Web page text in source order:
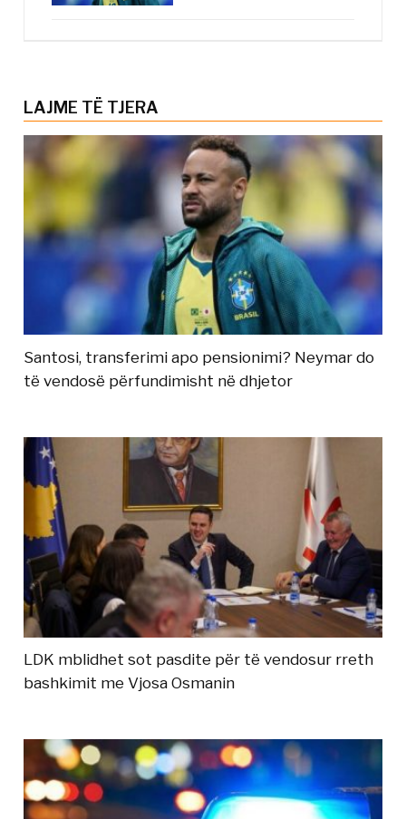
LAJME TË TJERA
Santosi, transferimi apo pensionimi? Neymar do
të vendosë përfundimisht në dhjetor
LDK mblidhet sot pasdite për të vendosur rreth
bashkimit me Vjosa Osmanin